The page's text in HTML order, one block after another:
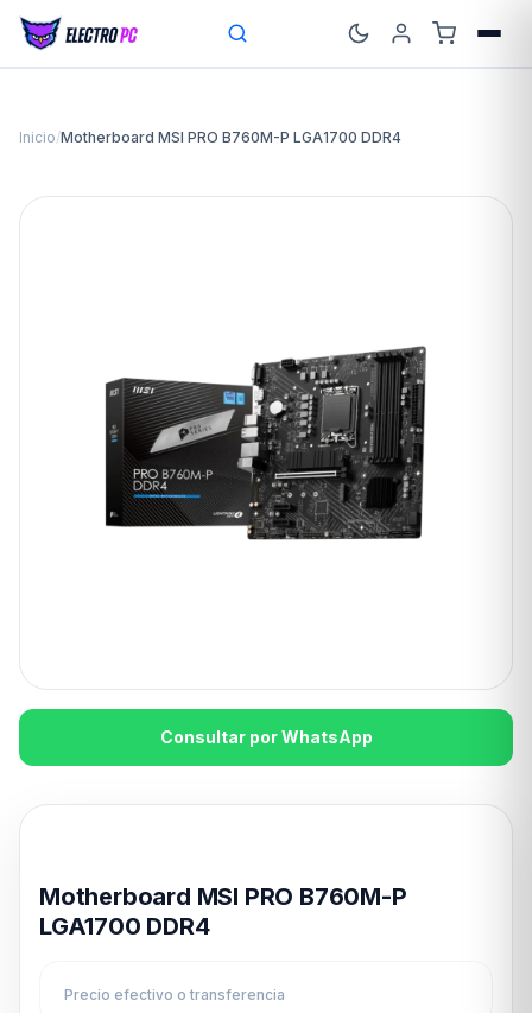
Inicio/Motherboard MSI PRO B760M-P LGA1700 DDR4
Consultar por WhatsApp
Motherboard MSI PRO B760M-P
LGA1700 DDR4
Precio efectivo o transferencia